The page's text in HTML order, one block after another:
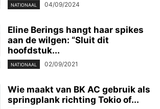
NATIONAAL 04/09/2024
Eline Berings hangt haar spikes
aan de wilgen: “Sluit dit
hoofdstuk...
NATIONAAL 02/09/2021
Wie maakt van BK AC gebruik als
springplank richting Tokio of...